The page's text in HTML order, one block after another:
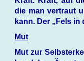
die man vertraut
kann. Der „Fels
Mut
Mut zur